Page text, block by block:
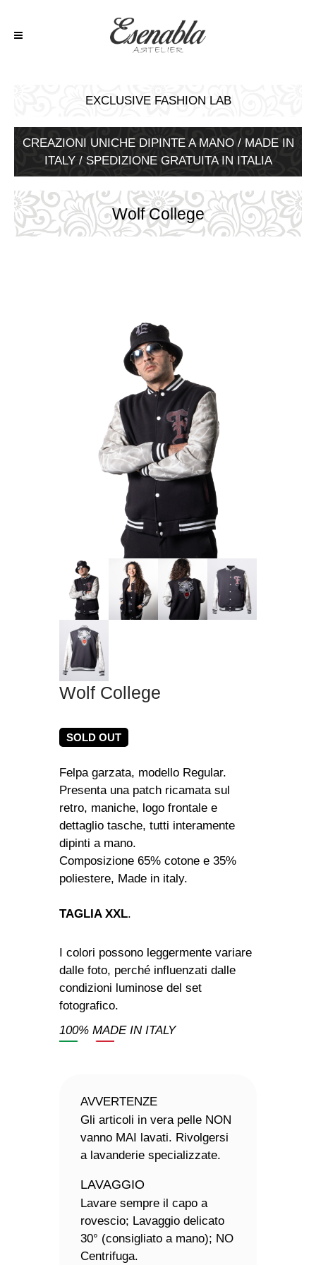
EXCLUSIVE FASHION LAB
CREAZIONI UNICHE DIPINTE A MANO / MADE IN
ITALY / SPEDIZIONE GRATUITA IN ITALIA
Wolf College
Wolf College
SOLD OUT
Felpa garzata, modello Regular.
Presenta una patch ricamata sul
retro, maniche, logo frontale e
dettaglio tasche, tutti interamente
dipinti a mano.
Composizione 65% cotone e 35%
poliestere, Made in italy.
TAGLIA XXL.
I colori possono leggermente variare
dalle foto, perché influenzati dalle
condizioni luminose del set
fotografico.
100% MADE IN ITALY
AVVERTENZE
Gli articoli in vera pelle NON
vanno MAI lavati. Rivolgersi
a lavanderie specializzate.
LAVAGGIO
Lavare sempre il capo a
rovescio; Lavaggio delicato
30° (consigliato a mano); NO
Centrifuga.